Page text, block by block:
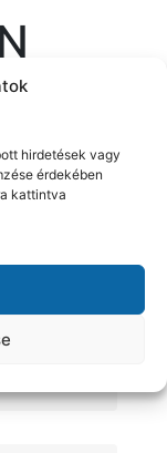
hirdetések vagy
érdekében
kattintva